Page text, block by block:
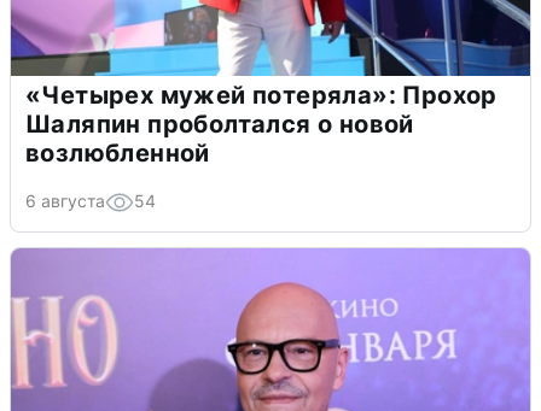
«Четырех мужей потеряла»: Прохор
Шаляпин проболтался о новой
возлюбленной
6 августа 54